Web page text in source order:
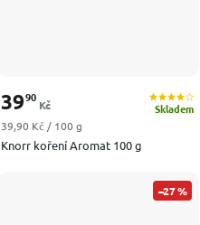
Knorr koření Aromat 100 g
Skladem
3990
Kč
Měrná cena:
39,90 Kč / 100 g
–27 %